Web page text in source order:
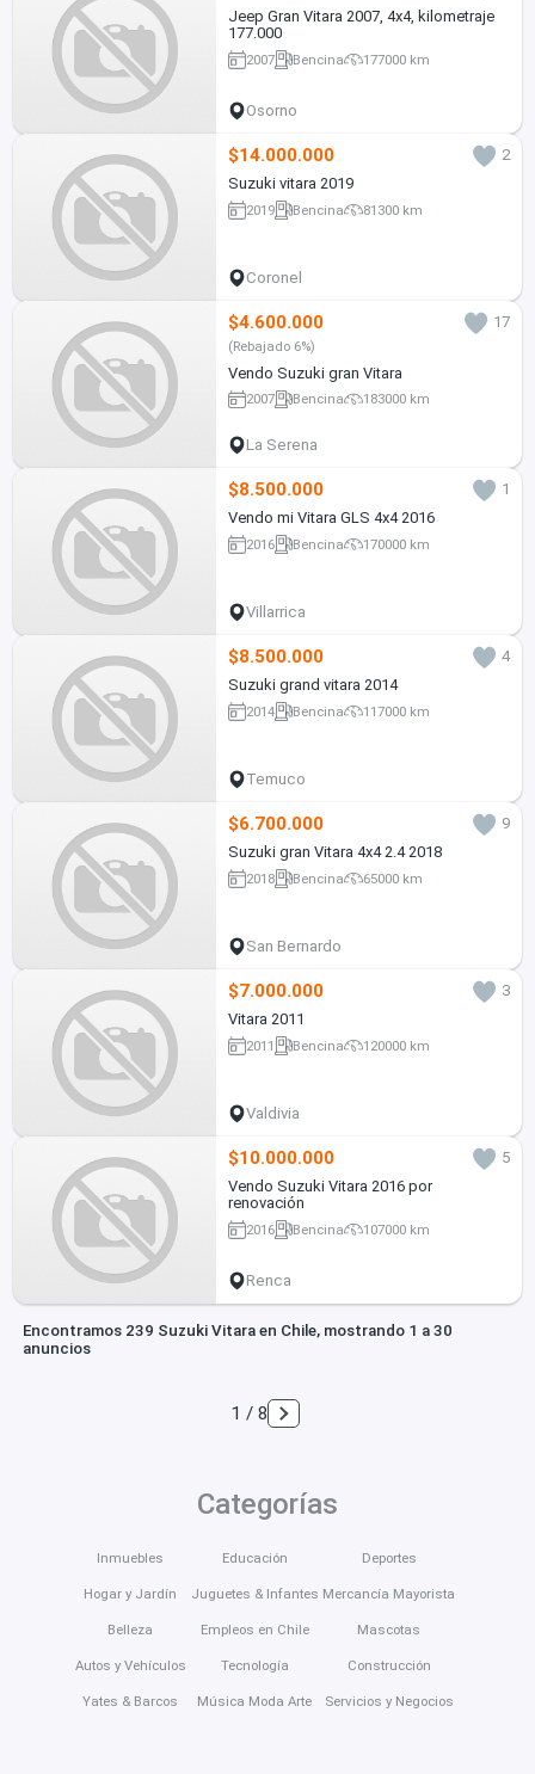
Jeep Gran Vitara 2007, 4x4, kilometraje
177.000
2007 Bencina 177000 km
Osorno
$14.000.000
2
Suzuki vitara 2019
2019 Bencina 81300 km
Coronel
$4.600.000 17
(Rebajado 6%)
Vendo Suzuki gran Vitara
2007 Bencina 183000 km
La Serena
$8.500.000
1
Vendo mi Vitara GLS 4x4 2016
2016 Bencina 170000 km
Villarrica
$8.500.000
4
Suzuki grand vitara 2014
2014 Bencina 117000 km
Temuco
$6.700.000
9
Suzuki gran Vitara 4x4 2.4 2018
2018 Bencina 65000 km
San Bernardo
$7.000.000
3
Vitara 2011
2011 Bencina 120000 km
Valdivia
$10.000.000
5
Vendo Suzuki Vitara 2016 por
renovación
2016 Bencina 107000 km
Renca
Encontramos 239 Suzuki Vitara en Chile, mostrando 1 a 30
anuncios
1 / 8
Categorías
Inmuebles
Hogar y Jardín
Belleza
Autos y Vehículos
Yates & Barcos
Educación
Juguetes & Infantes
Empleos en Chile
Tecnología
Música Moda Arte
Deportes
Mercancía Mayorista
Mascotas
Construcción
Servicios y Negocios